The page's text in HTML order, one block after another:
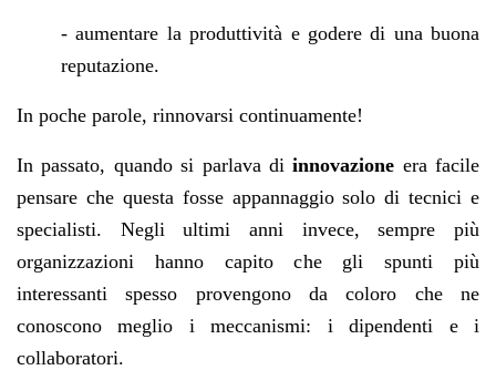
- aumentare la produttività e godere di una buona
reputazione.
In poche parole, rinnovarsi continuamente!
In passato, quando si parlava diinnovazione era facile
pensare che questa fosse appannaggio solo di tecnici e
specialisti. Negli ultimi anni invece, sempre più
organizzazioni hanno capito che gli spunti più
interessanti spesso provengono da coloro che ne
conoscono meglio i meccanismi: i dipendenti e i
collaboratori.